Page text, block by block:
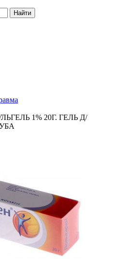
Найти
1% 20Г. ГЕЛЬ Д/